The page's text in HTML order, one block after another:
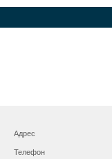
Адрес
Телефон